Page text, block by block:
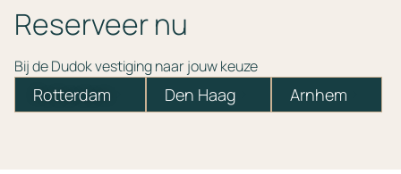
Reserveer nu
Bij de Dudok vestiging naar jouw keuze
Rotterdam Den Haag Arnhem